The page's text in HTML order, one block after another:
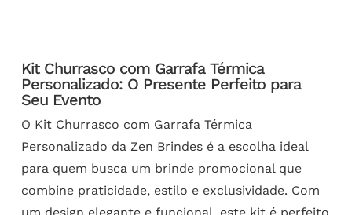
Kit Churrasco com Garrafa Térmica
Personalizado: O Presente Perfeito para
Seu Evento
O Kit Churrasco com Garrafa Térmica
Personalizado da Zen Brindes é a escolha ideal
para quem busca um brinde promocional que
combine praticidade, estilo e exclusividade. Com